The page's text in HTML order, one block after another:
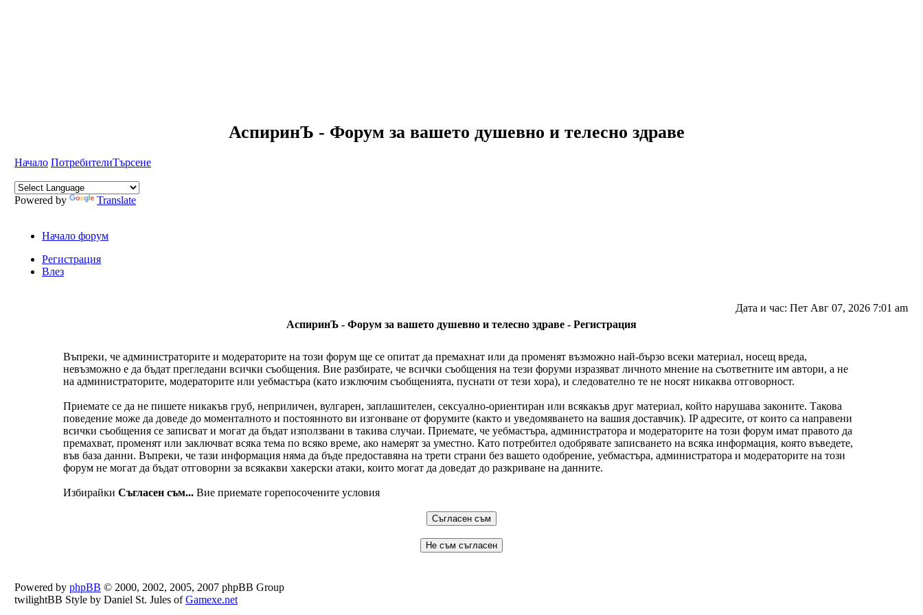
АспиринЪ - Форум за вашето душевно и телесно здраве
Начало ПотребителиТърсене
Powered by Translate
Начало форум
Регистрация
Влез
Дата и час: Пет Авг 07, 2026 7:01 am
АспиринЪ - Форум за вашето душевно и телесно здраве - Регистрация
Въпреки, че администраторите и модераторите на този форум ще се опитат да премахнат или да променят възможно най-бързо всеки материал, носещ вреда,
невъзможно е да бъдат прегледани всички съобщения. Вие разбирате, че всички съобщения на тези форуми изразяват личното мнение на съответните им автори, а не
на администраторите, модераторите или уебмастъра (като изключим съобщенията, пуснати от тези хора), и следователно те не носят никаква отговорност.
Приемате се да не пишете никакъв груб, неприличен, вулгарен, заплашителен, сексуално-ориентиран или всякакъв друг материал, който нарушава законите. Такова
поведение може да доведе до моменталното и постоянното ви изгонване от форумите (както и уведомяването на вашия доставчик). IP адресите, от които са направени
всички съобщения се записват и могат да бъдат използвани в такива случаи. Приемате, че уебмастъра, администратора и модераторите на този форум имат правото да
премахват, променят или заключват всяка тема по всяко време, ако намерят за уместно. Като потребител одобрявате записването на всяка информация, която въведете,
във база данни. Въпреки, че тази информация няма да бъде предоставяна на трети страни без вашето одобрение, уебмастъра, администратора и модераторите на този
форум не могат да бъдат отговорни за всякакви хакерски атаки, които могат да доведат до разкриване на данните.
Избирайки Съгласен съм... Вие приемате горепосочените условия
Powered by phpBB © 2000, 2002, 2005, 2007 phpBB Group
twilightBB Style by Daniel St. Jules ofGamexe.net